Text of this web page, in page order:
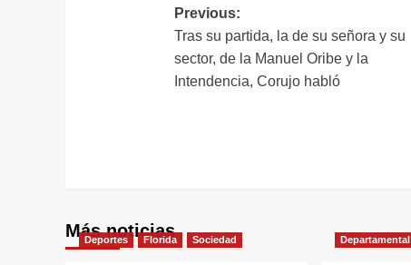
Navegación
de
entradas
Previous:
Tras su partida, la de su señora y su
sector, de la Manuel Oribe y la
Intendencia, Corujo habló
Más noticias
Deportes Florida Sociedad Departamental